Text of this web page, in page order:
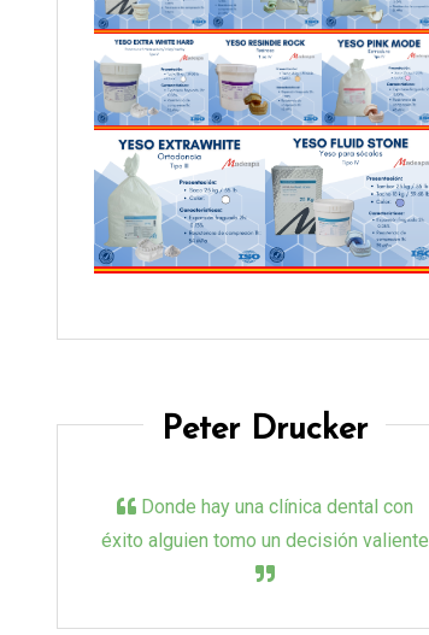
Peter Drucker
Donde hay una clínica dental con
éxito alguien tomo un decisión valiente